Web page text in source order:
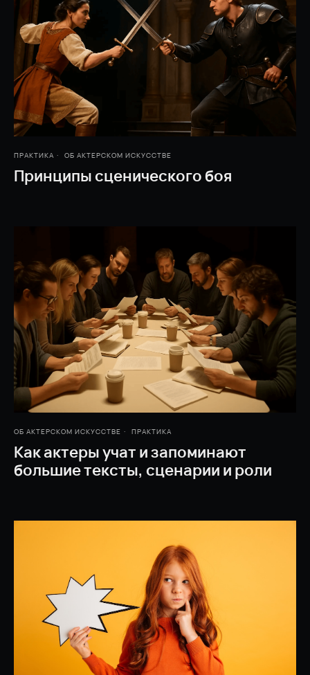
ПРАКТИКА ОБ АКТЕРСКОМ ИСКУССТВЕ
Принципы сценического боя
ОБ АКТЕРСКОМ ИСКУССТВЕ ПРАКТИКА
Как актеры учат и запоминают
большие тексты, сценарии и роли